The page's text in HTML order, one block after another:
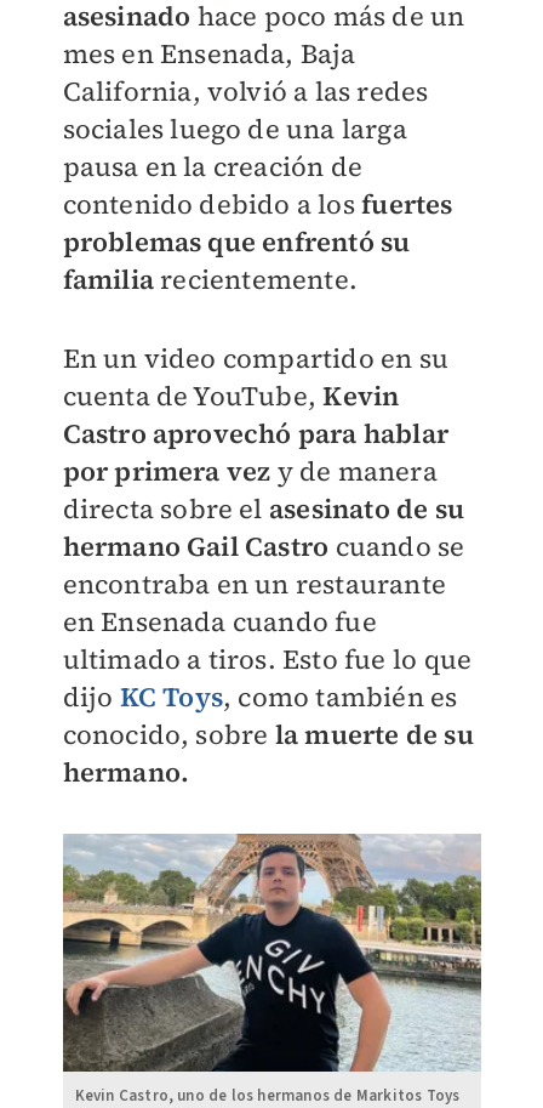
asesinado hace poco más de un
mes en Ensenada, Baja
California, volvió a las redes
sociales luego de una larga
pausa en la creación de
contenido debido a losfuertes
problemas que enfrentó su
familiarecientemente.
En un video compartido en su
cuenta de YouTube,Kevin
Castro aprovechó para hablar
por primera vez y de manera
directa sobre el asesinato de su
hermano Gail Castro cuando se
encontraba en un restaurante
en Ensenada cuando fue
ultimado a tiros. Esto fue lo que
dijo KC Toys, como también es
conocido, sobre la muerte de su
hermano.
Kevin Castro, uno de los hermanos de Markitos Toys